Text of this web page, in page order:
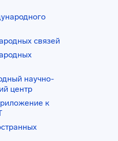
связей
научно-
центр
к